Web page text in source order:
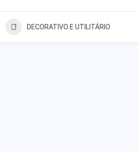
DECORATIVO E UTILITÁRIO